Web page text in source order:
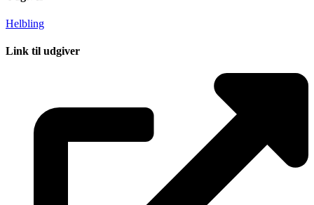
Helbling
Link til udgiver